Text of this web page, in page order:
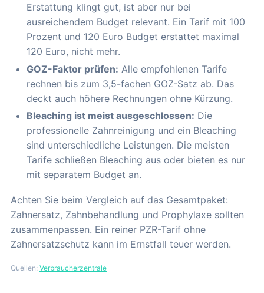
Erstattung klingt gut, ist aber nur bei
ausreichendem Budget relevant. Ein Tarif mit 100
Prozent und 120 Euro Budget erstattet maximal
120 Euro, nicht mehr.
GOZ-Faktor prüfen: Alle empfohlenen Tarife
rechnen bis zum 3,5-fachen GOZ-Satz ab. Das
deckt auch höhere Rechnungen ohne Kürzung.
Bleaching ist meist ausgeschlossen: Die
professionelle Zahnreinigung und ein Bleaching
sind unterschiedliche Leistungen. Die meisten
Tarife schließen Bleaching aus oder bieten es nur
mit separatem Budget an.
Achten Sie beim Vergleich auf das Gesamtpaket:
Zahnersatz, Zahnbehandlung und Prophylaxe sollten
zusammenpassen. Ein reiner PZR-Tarif ohne
Zahnersatzschutz kann im Ernstfall teuer werden.
Quellen: Verbraucherzentrale